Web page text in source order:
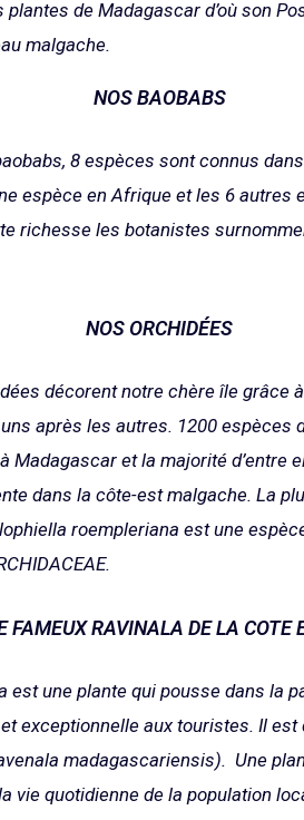
de Madagascar d’où son
malgache.
NOS BAOBABS
8 espèces sont connus
espèce en Afrique et les 6 autres
richesse les botanistes
NOS ORCHIDÉES
décorent notre chère île grâce
uns après les autres. 1200 espèces
Madagascar et la majorité d’entre
dans la côte-est malgache. La
roemplerianaest une
FAMEUX RAVINALA DE LA COTE
est une plante qui pousse dans la
exceptionnelle aux touristes. Il est
madagascariensis). Une
vie quotidienne de la population